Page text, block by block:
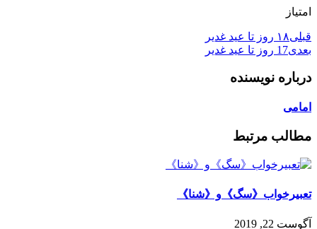
امتیاز
قبلی۱۸ روز تا عید غدیر
بعدی17 روز تا عید غدیر
درباره نویسنده
امامی
مطالب مرتبط
تعبیرخواب《سگ》و《شنا》
آگوست 22, 2019